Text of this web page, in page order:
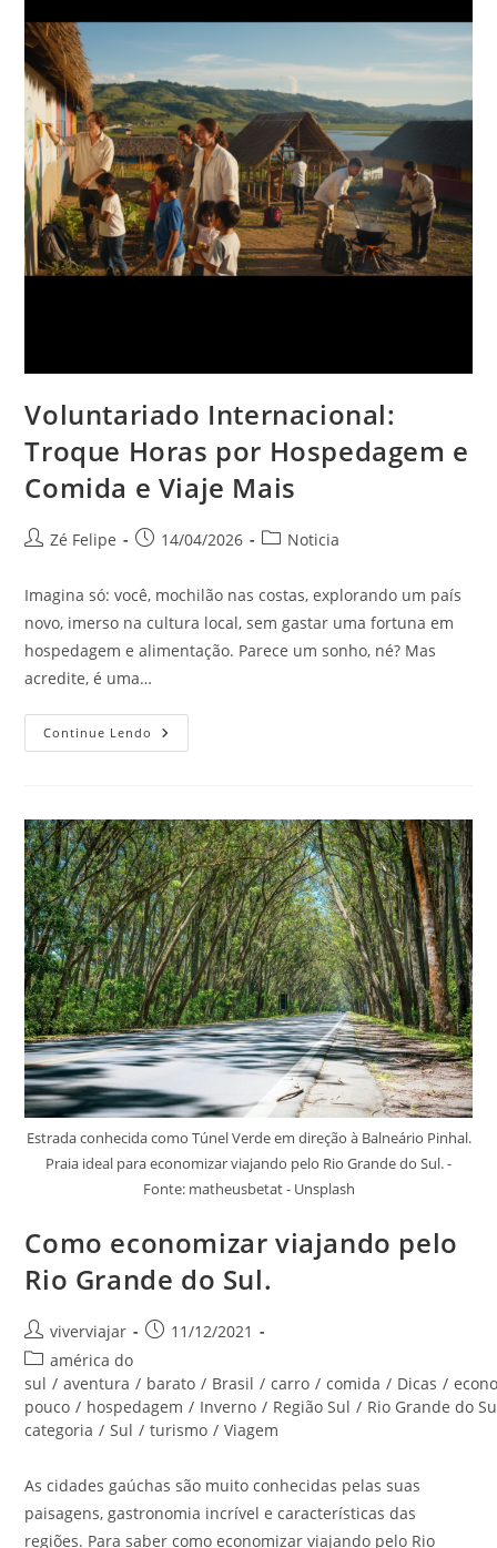
Voluntariado Internacional:
Troque Horas por Hospedagem e
Comida e Viaje Mais
Autor
post:
Zé Felipe
Post14/04/2026
Categoria
post:
Noticia
Imagina só: você, mochilão nas costas, explorando um país
novo, imerso na cultura local, sem gastar uma fortuna em
hospedagem e alimentação. Parece um sonho, né? Mas
acredite, é uma…
Continue Lendo Voluntariado
Internacional:
E
Comida
E
Viaje
Mais
Estrada conhecida como Túnel Verde em direção à Balneário Pinhal.
Praia ideal para economizar viajando pelo Rio Grande do Sul. -
Fonte: matheusbetat - Unsplash
Como economizar viajando pelo
Rio Grande do Sul.
Autor
do
post:
viverviajar
Post11/12/2021
Categoria
do
post:
américa do
sul / aventura / barato / Brasil / carro / comida / Dicas /
pouco / hospedagem / Inverno / Região Sul / Rio Grande do
categoria / Sul / turismo / Viagem
As cidades gaúchas são muito conhecidas pelas suas
paisagens, gastronomia incrível e características das
regiões. Para saber como economizar viajando pelo Rio